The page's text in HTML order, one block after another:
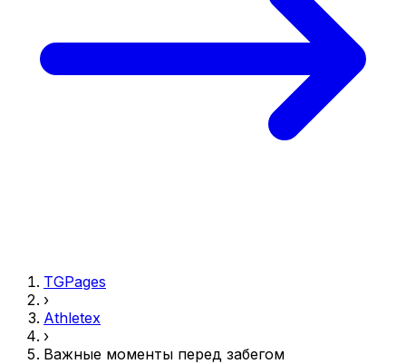
TGPages
›
Athletex
›
Важные моменты перед забегом